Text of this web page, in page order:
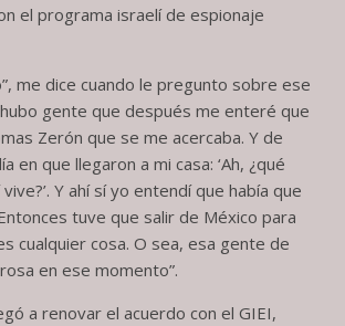
el programa israelí de espionaje
me dice cuando le pregunto sobre ese
gente que después me enteré que
Zerón que se me acercaba. Y de
en que llegaron a mi casa: ‘Ah, ¿qué
Y ahí sí yo entendí que había que
tuve que salir de México para
cualquier cosa. O sea, esa gente de
en ese momento”.
a renovar el acuerdo con el GIEI,